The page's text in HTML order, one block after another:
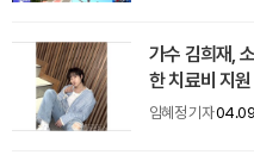
가수 김희재,
한 치료비 지원
임혜정 기자